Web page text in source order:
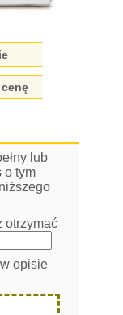
lub
o tym
otrzymać
opisie